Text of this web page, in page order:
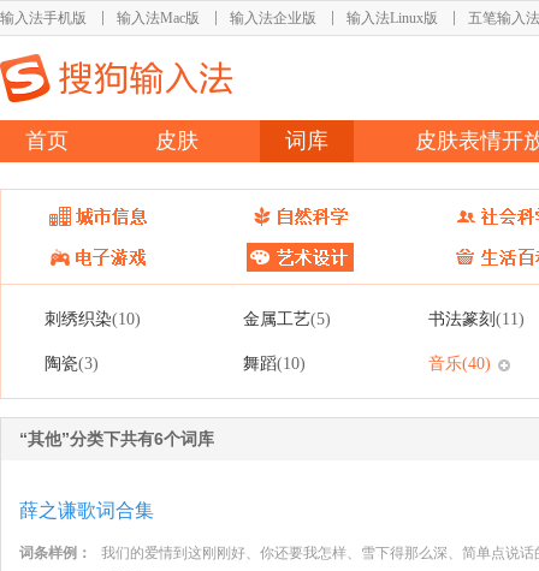
输入法手机版 输入法Mac版 输入法企业版 输入法Linux版 五笔输入法
首页 皮肤 词库 皮肤表情开
刺绣织染(10) 金属工艺(5) 书法篆刻 (11)
陶瓷(3) 舞蹈(10) 音乐(40)
“其他”分类下共有6个词库
薛之谦歌词合集
词条样例：
我们的爱情到这刚刚好、你还要我怎样、雪下得那么深、简单点说